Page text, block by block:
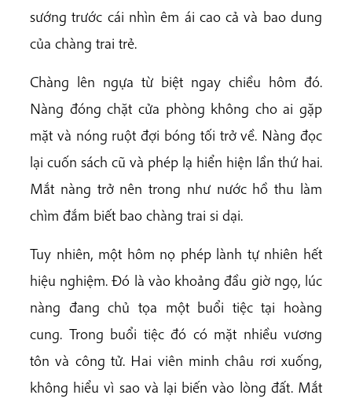
sướng trước cái nhìn êm ái cao cả và bao dung
của chàng trai trẻ.
Chàng lên ngựa từ biệt ngay chiều hôm đó.
Nàng đóng chặt cửa phòng không cho ai gặp
mặt và nóng ruột đợi bóng tối trở về. Nàng đọc
lại cuốn sách cũ và phép lạ hiển hiện lần thứ hai.
Mắt nàng trở nên trong như nước hồ thu làm
chìm đắm biết bao chàng trai si dại.
Tuy nhiên, một hôm nọ phép lành tự nhiên hết
hiệu nghiệm. Đó là vào khoảng đầu giờ ngọ, lúc
nàng đang chủ tọa một buổi tiệc tại hoàng
cung. Trong buổi tiệc đó có mặt nhiều vương
tôn và công tử. Hai viên minh châu rơi xuống,
không hiểu vì sao và lại biến vào lòng đất. Mắt